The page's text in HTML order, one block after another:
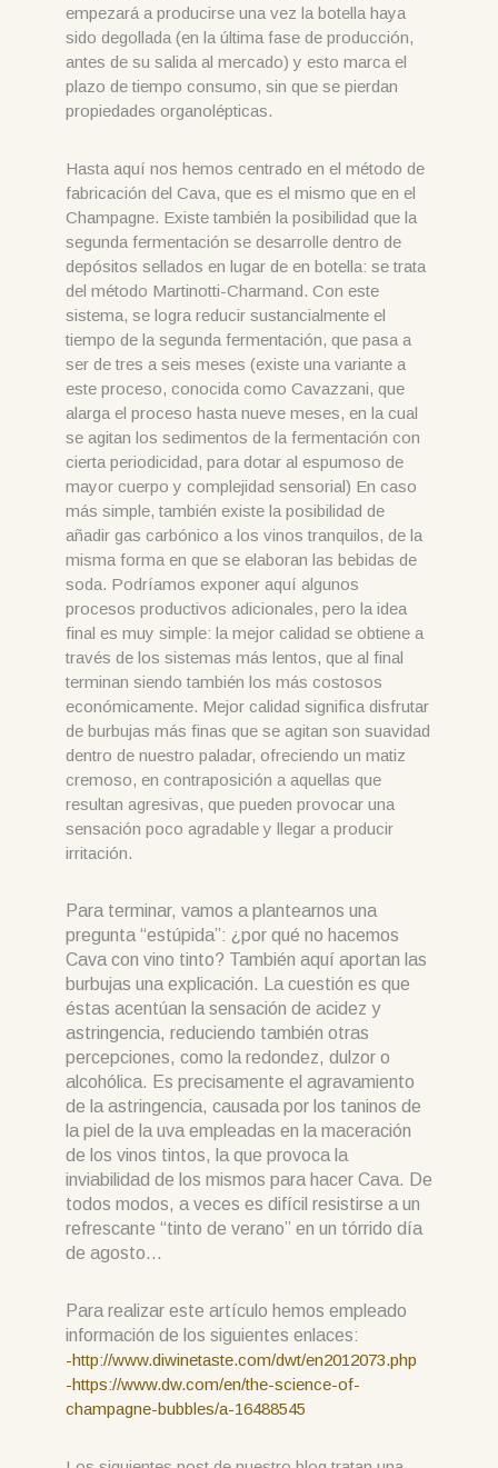
empezará a producirse una vez la botella haya
sido degollada (en la última fase de producción,
antes de su salida al mercado) y esto marca el
plazo de tiempo consumo, sin que se pierdan
propiedades organolépticas.
Hasta aquí nos hemos centrado en el método de
fabricación del Cava, que es el mismo que en el
Champagne. Existe también la posibilidad que la
segunda fermentación se desarrolle dentro de
depósitos sellados en lugar de en botella: se trata
del método Martinotti-Charmand. Con este
sistema, se logra reducir sustancialmente el
tiempo de la segunda fermentación, que pasa a
ser de tres a seis meses (existe una variante a
este proceso, conocida como Cavazzani, que
alarga el proceso hasta nueve meses, en la cual
se agitan los sedimentos de la fermentación con
cierta periodicidad, para dotar al espumoso de
mayor cuerpo y complejidad sensorial) En caso
más simple, también existe la posibilidad de
añadir gas carbónico a los vinos tranquilos, de la
misma forma en que se elaboran las bebidas de
soda. Podríamos exponer aquí algunos
procesos productivos adicionales, pero la idea
final es muy simple: la mejor calidad se obtiene a
través de los sistemas más lentos, que al final
terminan siendo también los más costosos
económicamente. Mejor calidad significa disfrutar
de burbujas más finas que se agitan son suavidad
dentro de nuestro paladar, ofreciendo un matiz
cremoso, en contraposición a aquellas que
resultan agresivas, que pueden provocar una
sensación poco agradable y llegar a producir
irritación.
Para terminar, vamos a plantearnos una
pregunta “estúpida”: ¿por qué no hacemos
Cava con vino tinto? También aquí aportan las
burbujas una explicación. La cuestión es que
éstas acentúan la sensación de acidez y
astringencia, reduciendo también otras
percepciones, como la redondez, dulzor o
alcohólica. Es precisamente el agravamiento
de la astringencia, causada por los taninos de
la piel de la uva empleadas en la maceración
de los vinos tintos, la que provoca la
inviabilidad de los mismos para hacer Cava. De
todos modos, a veces es difícil resistirse a un
refrescante “tinto de verano” en un tórrido día
de agosto…
Para realizar este artículo hemos empleado
información de los siguientes enlaces:
-http://www.diwinetaste.com/dwt/en2012073.php
-https://www.dw.com/en/the-science-of-
champagne-bubbles/a-16488545